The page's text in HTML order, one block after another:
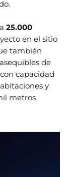
25.000
en el sitio
también
de
capacidad
y
metros